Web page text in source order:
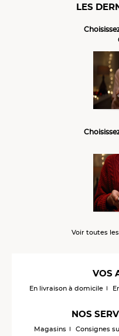
LES
Voir toutes
VOS
En livraison à domicile
NOS
Magasins Consignes